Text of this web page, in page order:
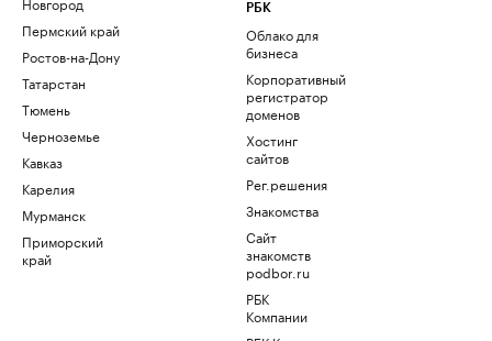
Пермский край
Ростов-на-Дону
Татарстан
Тюмень
Черноземье
Кавказ
Карелия
Мурманск
Приморский
край
РБК
Облако для
бизнеса
Корпоративный
регистратор
доменов
Хостинг
сайтов
Рег.решения
Знакомства
Сайт
знакомств
podbor.ru
РБК
Компании